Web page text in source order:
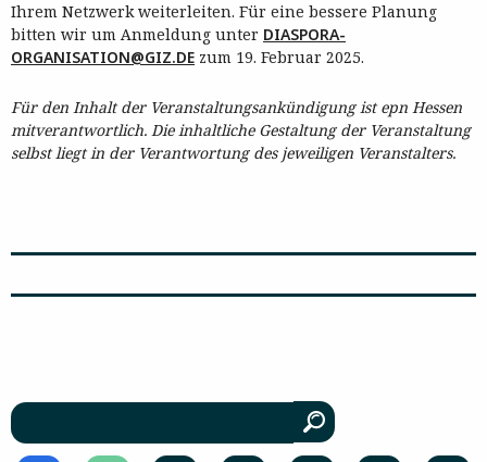
Ihrem Netzwerk weiterleiten. Für eine bessere Planung
bitten wir um Anmeldung unter DIASPORA-
ORGANISATION@GIZ.DE zum 19. Februar 2025.
Für den Inhalt der Veranstaltungsankündigung ist epn Hessen
mitverantwortlich. Die inhaltliche Gestaltung der Veranstaltung
selbst liegt in der Verantwortung des jeweiligen Veranstalters.